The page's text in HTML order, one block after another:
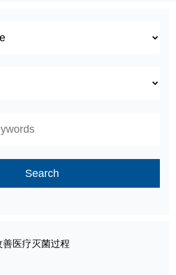
Search
善医疗灭菌过程